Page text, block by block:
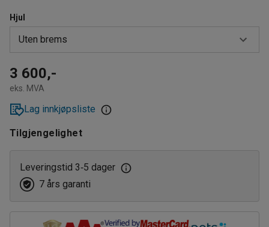
Hjul
Uten brems
Med brems
Uten brems
3 600,-
eks. MVA
Lag innkjøpsliste
Tilgjengelighet
Leveringstid 3‑5 dager
7 års garanti